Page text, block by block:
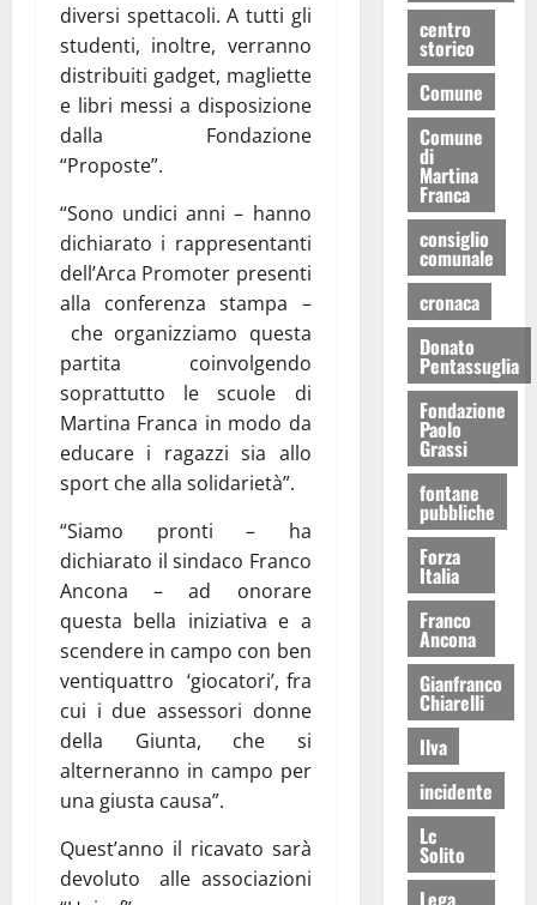
diversi spettacoli. A tutti gli
studenti, inoltre, verranno
distribuiti gadget, magliette
e libri messi a disposizione
dalla Fondazione
“Proposte”.
“Sono undici anni – hanno
dichiarato i rappresentanti
dell’Arca Promoter presenti
alla conferenza stampa –
che organizziamo questa
partita coinvolgendo
soprattutto le scuole di
Martina Franca in modo da
educare i ragazzi sia allo
sport che alla solidarietà”.
“Siamo pronti – ha
dichiarato il sindaco Franco
Ancona – ad onorare
questa bella iniziativa e a
scendere in campo con ben
ventiquattro ‘giocatori’, fra
cui i due assessori donne
della Giunta, che si
alterneranno in campo per
una giusta causa”.
Quest’anno il ricavato sarà
devoluto alle associazioni
centro
storico
Comune
Comune
di
Martina
Franca
consiglio
comunale
cronaca
Donato
Pentassuglia
Fondazione
Paolo
Grassi
fontane
pubbliche
Forza
Italia
Franco
Ancona
Gianfranco
Chiarelli
Ilva
incidente
Lc
Solito
Lega